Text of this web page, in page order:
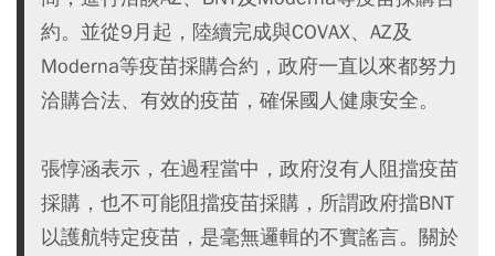
約。並從9月起，陸續完成與COVAX、AZ及
Moderna等疫苗採購合約，政府一直以來都努力
洽購合法、有效的疫苗，確保國人健康安全。
張惇涵表示，在過程當中，政府沒有人阻擋疫苗
採購，也不可能阻擋疫苗採購，所謂政府擋BNT
以護航特定疫苗，是毫無邏輯的不實謠言。關於